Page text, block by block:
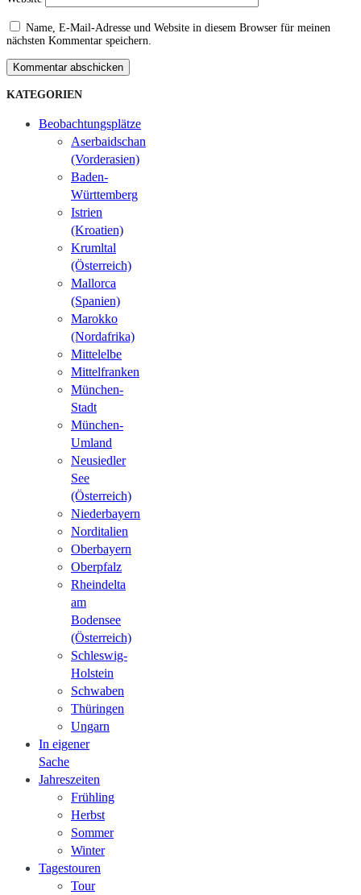
Name, E-Mail-Adresse und Website in diesem Browser für meinen
nächsten Kommentar speichern.
Kommentar abschicken
KATEGORIEN
Beobachtungsplätze
Aserbaidschan
(Vorderasien)
Baden-
Württemberg
Istrien
(Kroatien)
Krumltal
(Österreich)
Mallorca
(Spanien)
Marokko
(Nordafrika)
Mittelelbe
Mittelfranken
München-
Stadt
München-
Umland
Neusiedler
See
(Österreich)
Niederbayern
Norditalien
Oberbayern
Oberpfalz
Rheindelta
am
Bodensee
(Österreich)
Schleswig-
Holstein
Schwaben
Thüringen
Ungarn
In eigener
Sache
Jahreszeiten
Frühling
Herbst
Sommer
Winter
Tagestouren
Tour